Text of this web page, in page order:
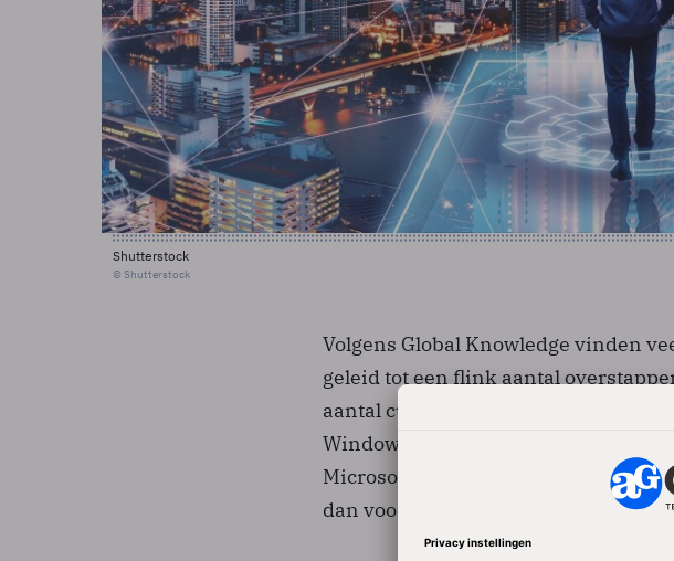
Shutterstock
© Shutterstock
Volgens Global Knowledge vinden
geleid tot een flink aantal
aantal cursisten in Amsterdam,
Windows 7, Windows Server 2008
Microsoft-trainingen als Sharepoint
dan voorheen.